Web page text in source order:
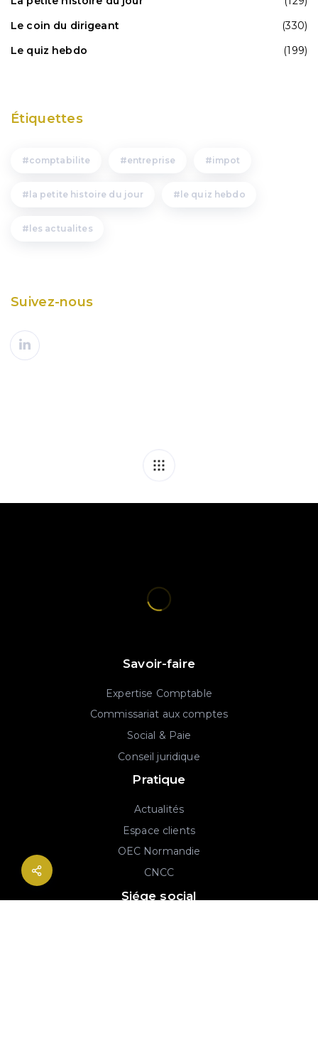
Le coin du dirigeant
(330)
Le quiz hebdo
(199)
Étiquettes
comptabilite entreprise impot
la petite histoire du jour le quiz hebdo
les actualites
Suivez-nous
Savoir-faire
Expertise Comptable
Commissariat aux comptes
Social & Paie
Conseil juridique
Pratique
Actualités
Espace clients
OEC Normandie
CNCC
Siége social